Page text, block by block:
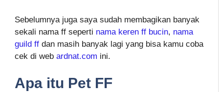
Sebelumnya juga saya sudah membagikan banyak
sekali nama ff seperti nama keren ff bucin, nama
guild ff dan masih banyak lagi yang bisa kamu coba
cek di web ardnat.com ini.
Apa itu Pet FF